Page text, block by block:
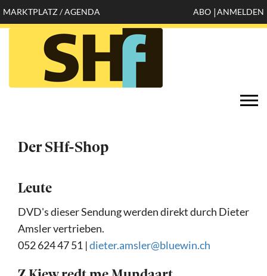
zum
Inhalt
Mobile
header
MARKTPLATZ / AGENDA ANMELDEN
ABO
Der SHf-Shop
Leute
DVD's dieser Sendung werden direkt durch Dieter
Amsler vertrieben.
052 624 47 51 |dieter.amsler@bluewin.ch